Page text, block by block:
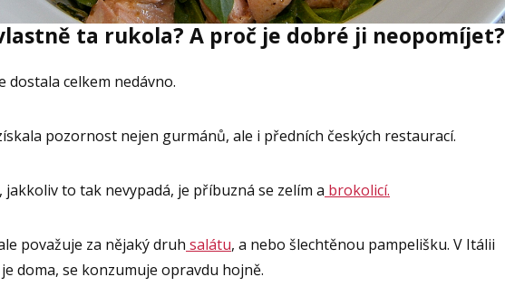
ta rukola? A proč je dobré ji neopomíjet?
dostala celkem nedávno.
pozornost nejen gurmánů, ale i předních českých restaurací.
to tak nevypadá, je příbuzná se zelím a brokolicí.
považuje za nějaký druh salátu, a nebo šlechtěnou pampelišku. V Itálii
doma, se konzumuje opravdu hojně.